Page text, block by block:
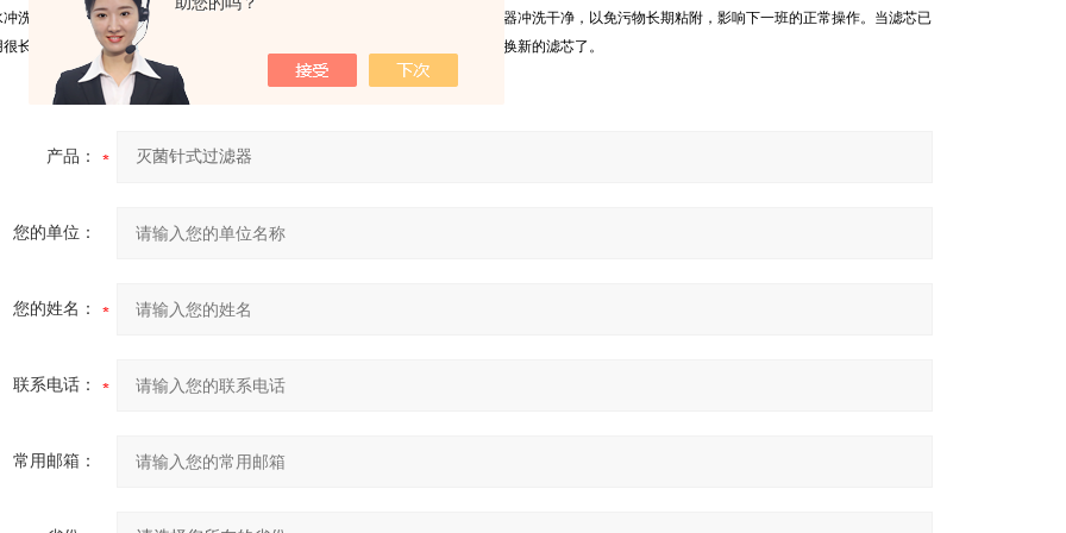
冲洗至无残留碱液，然后装入过滤器中继续使用。建议每班下班前、都要将过滤器冲洗干净，以免污物长期粘附，影响下一班的正常操作。当滤芯已
长时间，使用上述各种方法均不能使滤芯的过滤能力恢复的话，就说明应该更换新的滤芯了。
产品：
您的单位：
您的姓名：
联系电话：
常用邮箱：